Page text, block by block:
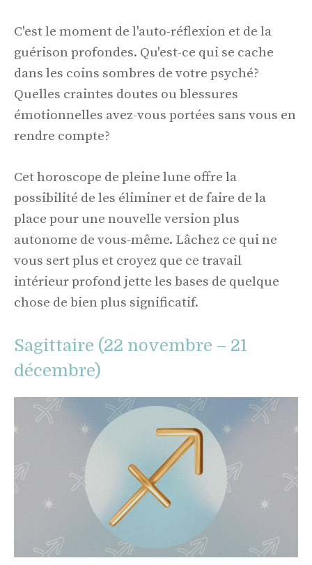
C'est le moment de l'auto-réflexion et de la
guérison profondes. Qu'est-ce qui se cache
dans les coins sombres de votre psyché?
Quelles craintes doutes ou blessures
émotionnelles avez-vous portées sans vous en
rendre compte?
Cet horoscope de pleine lune offre la
possibilité de les éliminer et de faire de la
place pour une nouvelle version plus
autonome de vous-même. Lâchez ce qui ne
vous sert plus et croyez que ce travail
intérieur profond jette les bases de quelque
chose de bien plus significatif.
Sagittaire (22 novembre – 21
décembre)